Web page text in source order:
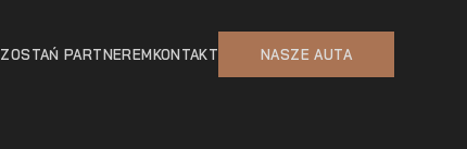
ZOSTAŃ PARTNEREMKONTAKT NASZE AUTA